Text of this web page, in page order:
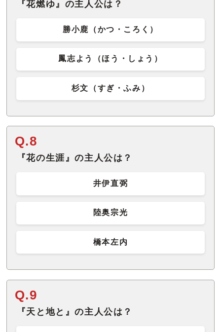
『花燃ゆ』の主人公は？
勝小鹿（かつ・ころく）
鳳志よう（ほう・しょう）
杉文（すぎ・ふみ）
Q.8
『花の生涯』の主人公は？
井伊直弼
陸奥宗光
橋本左内
Q.9
『天と地と』の主人公は？